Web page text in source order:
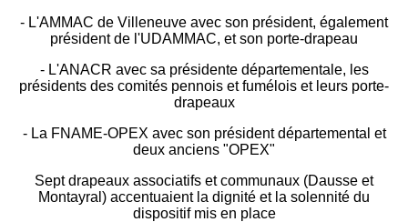
- L'AMMAC de Villeneuve avec son président, également
président de l'UDAMMAC, et son porte-drapeau
- L'ANACR avec sa présidente départementale, les
présidents des comités pennois et fumélois et leurs porte-
drapeaux
- La FNAME-OPEX avec son président départemental et
deux anciens "OPEX"
Sept drapeaux associatifs et communaux (Dausse et
Montayral) accentuaient la dignité et la solennité du
dispositif mis en place